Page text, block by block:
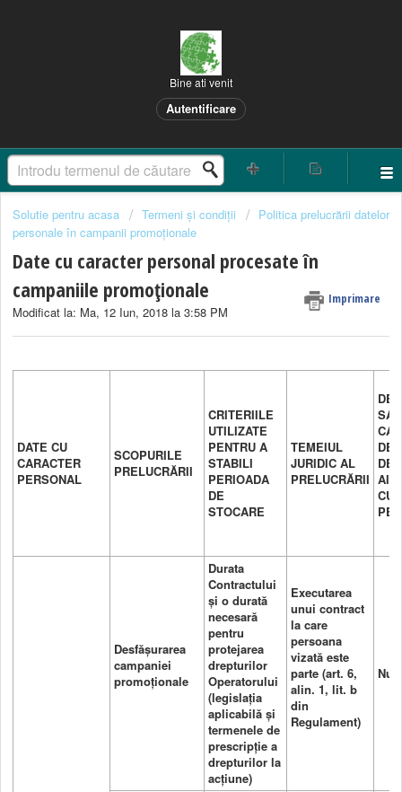
Bine ati venit
Autentificare
Solutie pentru acasa Termeni și condiții
Politica prelucrării datelor
personale în campanii promoționale
Date cu caracter personal procesate în
campaniile promoționale
Imprimare
Modificat la: Ma, 12 Iun, 2018 la 3:58 PM
DATE CU
CARACTER
PERSONAL
SCOPURILE
PRELUCRĂRII
CRITERIILE
UTILIZATE
PENTRU A
STABILI
PERIOADA
DE
STOCARE
TEMEIUL
JURIDIC AL
PRELUCRĂRII
SAU
DE
AI
CU
Desfășurarea
campaniei
promoționale
Durata
Contractului
și o durată
necesară
pentru
protejarea
drepturilor
Operatorului
(legislația
aplicabilă și
termenele de
prescripție a
drepturilor la
acțiune)
Executarea
unui contract
la care
persoana
vizată este
parte (art. 6,
alin. 1, lit. b
din
Regulament)
Nu